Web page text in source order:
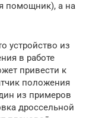
помощник), а на
устройство из
в работе
привести к
положения
из примеров
дроссельной